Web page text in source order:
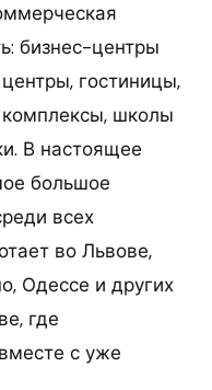
бизнес-центры
гостиницы,
комплексы, школы
В настоящее
большое
всех
во Львове,
Одессе и других
где
с уже